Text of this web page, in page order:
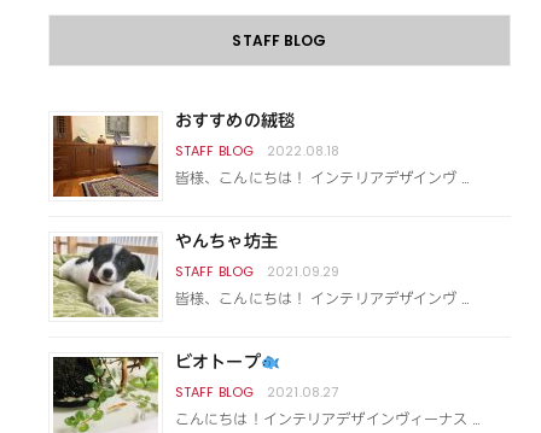
STAFF BLOG
おすすめの絨毯
2022.08.18
皆様、こんにちは！ インテリアデザインヴ …
やんちゃ坊主
2021.09.29
皆様、こんにちは！ インテリアデザインヴ …
ビオトープ
2021.08.27
こんにちは！インテリアデザインヴィーナス …